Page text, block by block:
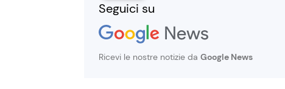
Seguici su
Ricevi le nostre notizie da Google News